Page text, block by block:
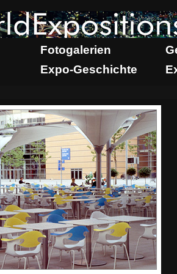
Fotogalerien
Expo-Geschichte